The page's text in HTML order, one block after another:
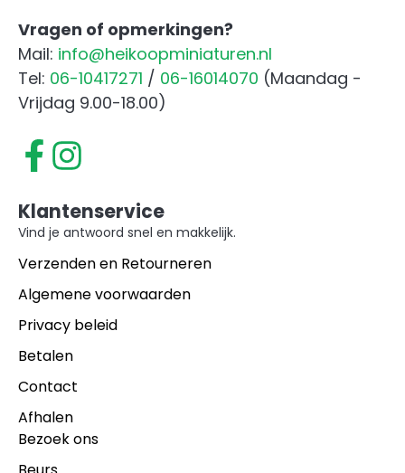
Vragen of opmerkingen?
Mail: info@heikoopminiaturen.nl
Tel: 06-10417271 / 06-16014070 (Maandag -
Vrijdag 9.00-18.00)
Klantenservice
Vind je antwoord snel en makkelijk.
Verzenden en Retourneren
Algemene voorwaarden
Privacy beleid
Betalen
Contact
Afhalen
Bezoek ons